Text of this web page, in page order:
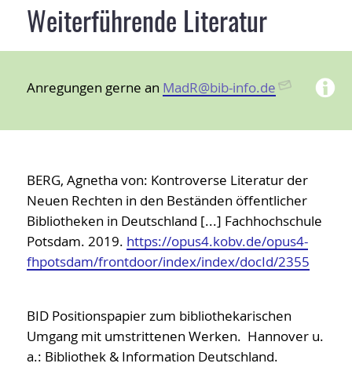
OPL-Checklisten
Medien an den Rändern
Systematikkooperationen
KEB - Eingruppierung
KOPL - One-Person-Librarians
New Professionals
Weiterführende Literatur
Anregungen gerne an MadR@bib-info.de
BERG, Agnetha von: Kontroverse Literatur der
Neuen Rechten in den Beständen öffentlicher
Bibliotheken in Deutschland [...] Fachhochschule
Potsdam. 2019. https://opus4.kobv.de/opus4-
fhpotsdam/frontdoor/index/index/docId/2355
BID Positionspapier zum bibliothekarischen
Umgang mit umstrittenen Werken. Hannover u.
a.: Bibliothek & Information Deutschland.